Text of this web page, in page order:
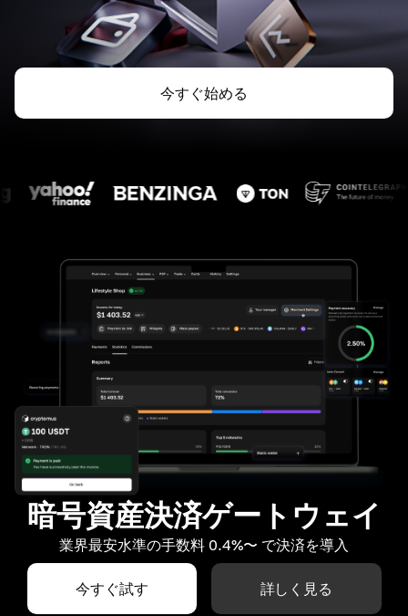
今すぐ始める
暗号資産決済ゲートウェイ
業界最安水準の手数料 0.4%〜 で決済を導入
今すぐ試す 詳しく見る